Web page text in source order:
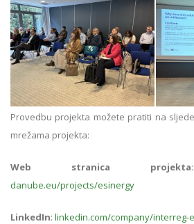
Provedbu projekta možete pratiti na
mrežama projekta:
Web stranica projekta
danube.eu/projects/esinergy
LinkedIn: linkedin.com/company/interreg-